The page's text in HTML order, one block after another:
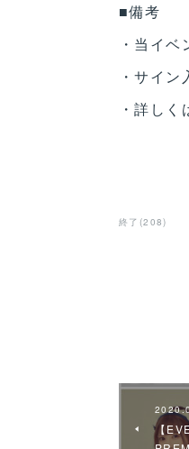
■備考
・当イベ
・サイ
・詳し
終了 (208)
【